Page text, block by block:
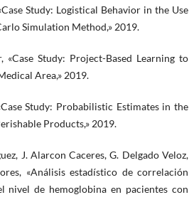
Study: Logistical Behavior in the Use
Simulation Method,» 2019.
Study: Project-Based Learning to
Area,» 2019.
Study: Probabilistic Estimates in the
Products,» 2019.
J. Alarcon Caceres, G. Delgado Veloz,
«Análisis estadístico de correlación
de hemoglobina en pacientes con